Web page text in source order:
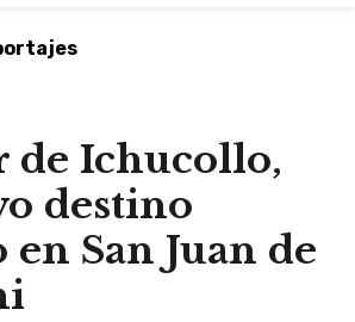
de Ichucollo,
destino
San Juan de